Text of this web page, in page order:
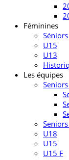
Féminines
Séniors
U15
U13
Les équipes
Seniors
U18
U15
U15 F